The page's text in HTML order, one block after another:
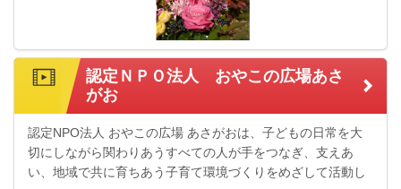
認定ＮＰＯ法人 おやこの広場あさ
がお
認定NPO法人 おやこの広場 あさがおは、子どもの日常を大
切にしながら関わりあうすべての人が手をつなぎ、支えあ
い、地域で共に育ちあう子育て環境づくりをめざして活動し